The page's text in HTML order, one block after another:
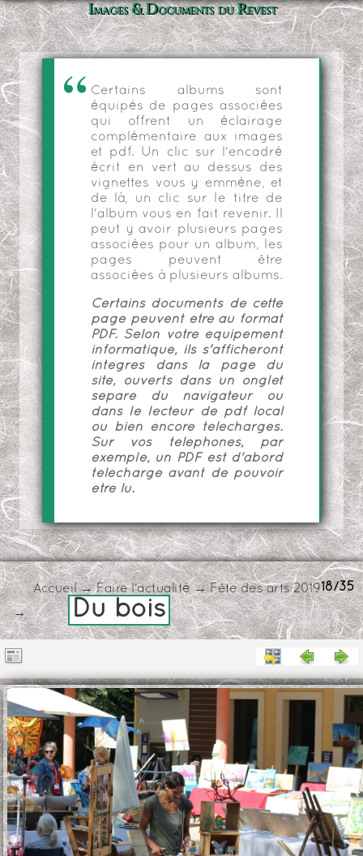
Images & Documents du Revest
Certains albums sont
équipés de pages associées
qui offrent un éclairage
complémentaire aux images
et pdf. Un clic sur l'encadré
écrit en vert au dessus des
vignettes vous y emmène, et
de là, un clic sur le titre de
l'album vous en fait revenir. Il
peut y avoir plusieurs pages
associées pour un album, les
pages peuvent être
associées à plusieurs albums.
Certains documents de cette
page peuvent être au format
PDF. Selon votre équipement
informatique, ils s'afficheront
intégrés dans la page du
site, ouverts dans un onglet
séparé du navigateur ou
dans le lecteur de pdf local
ou bien encore téléchargés.
Sur vos téléphones, par
exemple, un PDF est d'abord
téléchargé avant de pouvoir
être lu.
18/35
Accueil→Faire l'actualité →Fête des arts 2019
→ Du bois